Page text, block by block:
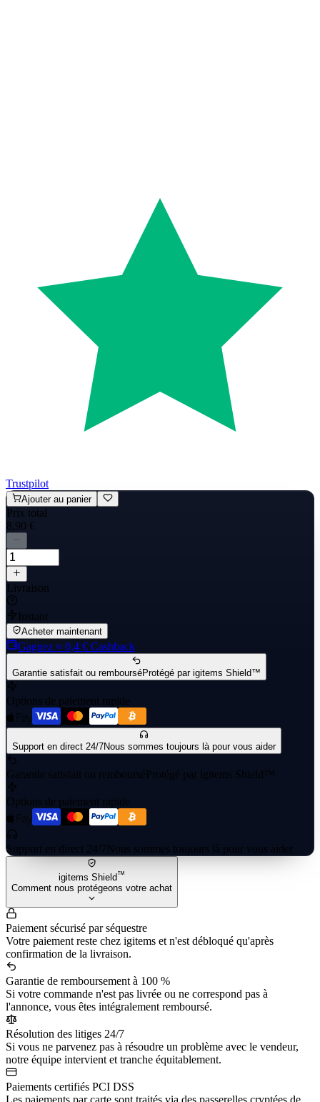
Trustpilot
Ajouter au panier
Prix total
8,90 €
Livraison
Instant
Acheter maintenant
Gagnez ≈ 0,4 € Cashback
Garantie satisfait ou rembourséProtégé par igitems Shield™
Options de paiement rapide
Support en direct 24/7Nous sommes toujours là pour vous aider
Garantie satisfait ou rembourséProtégé par igitems Shield™
Options de paiement rapide
Support en direct 24/7Nous sommes toujours là pour vous aider
igitems Shield™
Comment nous protégeons votre achat
Paiement sécurisé par séquestre
Votre paiement reste chez igitems et n'est débloqué qu'après
confirmation de la livraison.
Garantie de remboursement à 100 %
Si votre commande n'est pas livrée ou ne correspond pas à
l'annonce, vous êtes intégralement remboursé.
Résolution des litiges 24/7
Si vous ne parvenez pas à résoudre un problème avec le vendeur,
notre équipe intervient et tranche équitablement.
Paiements certifiés PCI DSS
Les paiements par carte sont traités via des passerelles cryptées de